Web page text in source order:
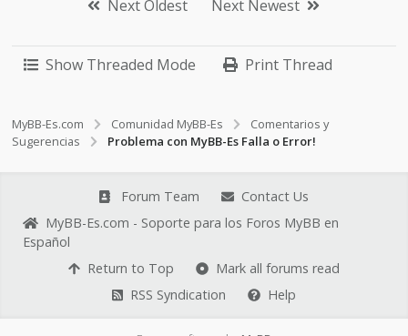
Next Oldest Next Newest
Show Threaded Mode Print Thread
MyBB-Es.com Comunidad MyBB-Es
Comentarios y
Sugerencias
Problema con MyBB-Es Falla o Error!
Forum Team
Contact Us
MyBB-Es.com - Soporte para los Foros MyBB en
Español
Return to Top
Mark all forums read
RSS Syndication
Help